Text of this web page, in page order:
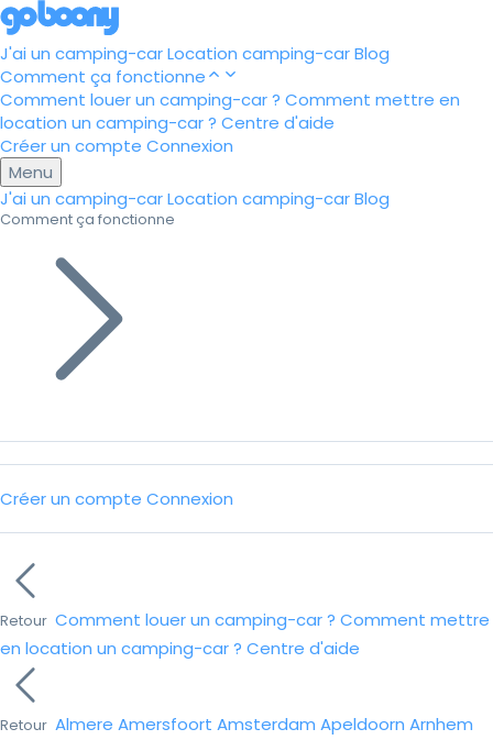
J'ai un camping-carLocation camping-carBlog
Comment ça fonctionne
Comment louer un camping-car ? Comment mettre en
location un camping-car ? Centre d'aide
Créer un compte Connexion
Menu
J'ai un camping-carLocation camping-carBlog
Comment ça fonctionne
Créer un compte Connexion
Retour Comment louer un camping-car ? Comment mettre
en location un camping-car ? Centre d'aide
Retour Almere Amersfoort Amsterdam Apeldoorn Arnhem